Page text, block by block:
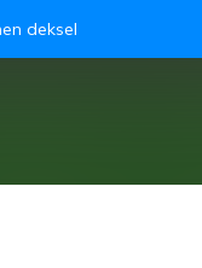
deksel